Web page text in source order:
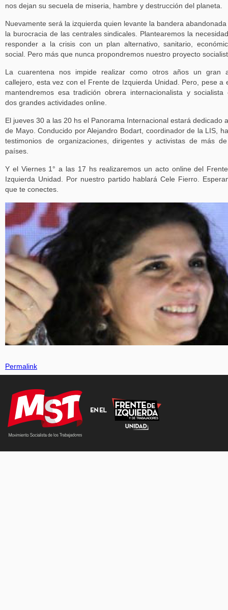
nos dejan su secuela de miseria, hambre y destrucción del planeta.
Nuevamente será la izquierda quien levante la bandera
la burocracia de las centrales sindicales. Plantearemos la
responder a la crisis con un plan alternativo, sanitario,
social. Pero más que nunca propondremos nuestro proyecto
La cuarentena nos impide realizar como otros años un gran
callejero, esta vez con el Frente de Izquierda Unidad. Pero, pese a
mantendremos esa tradición obrera internacionalista y socialista
dos grandes actividades online.
El jueves 30 a las 20 hs el Panorama Internacional estará dedicado
de Mayo. Conducido por Alejandro Bodart, coordinador de la LIS,
testimonios de organizaciones, dirigentes y activistas de más
países.
Y el Viernes 1° a las 17 hs realizaremos un acto online del
Izquierda Unidad. Por nuestro partido hablará Cele Fierro.
que te conectes.
Permalink